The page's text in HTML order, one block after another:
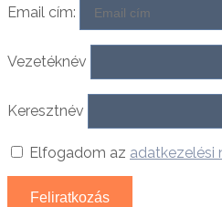
Email cím:
Vezetéknév
Keresztnév
Elfogadom az adatkezelési